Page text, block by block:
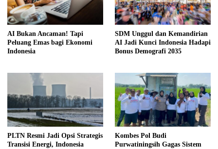
AI Bukan Ancaman! Tapi
Peluang Emas bagi Ekonomi
Indonesia
SDM Unggul dan Kemandirian
AI Jadi Kunci Indonesia Hadapi
Bonus Demografi 2035
PLTN Resmi Jadi Opsi Strategis
Transisi Energi, Indonesia
Kombes Pol Budi
Purwatiningsih Gagas Sistem